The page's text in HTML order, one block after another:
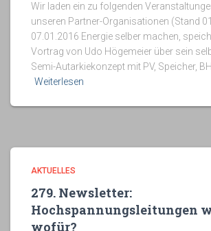
Wir laden ein zu folgenden
unseren Partner-Organisationen (Stand
07.01.2016 Energie selber machen,
Vortrag von Udo Högemeier über sein
Semi-Autarkiekonzept mit PV, Speicher,
Weiterlesen
AKTUELLES
279. Newsletter:
Hochspannungsleitungen
wofür?